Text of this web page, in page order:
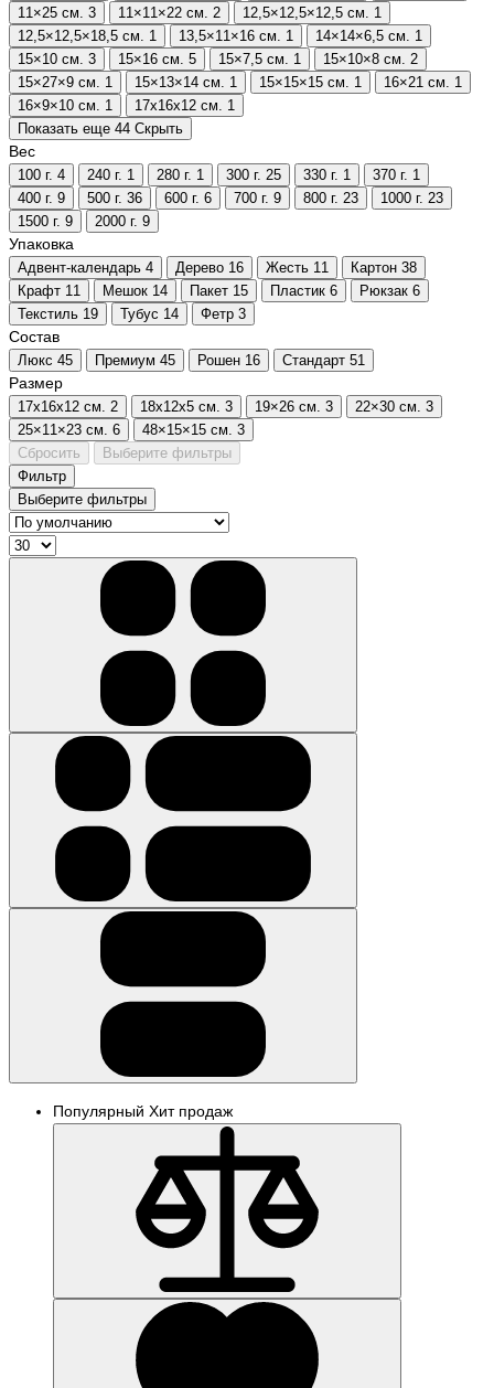
11×25 см. 3 11×11×22 см. 2 12,5×12,5×12,5 см. 1
12,5×12,5×18,5 см. 1 13,5×11×16 см. 1 14×14×6,5 см. 1
15×10 см. 3 15×16 см. 5 15×7,5 см. 1 15×10×8 см. 2
15×27×9 см. 1 15×13×14 см. 1 15×15×15 см. 1 16×21 см. 1
16×9×10 см. 1 17х16х12 см. 1
Показать еще 44 Скрыть
Вес
100 г. 4 240 г. 1 280 г. 1 300 г. 25 330 г. 1 370 г. 1
400 г. 9 500 г. 36 600 г. 6 700 г. 9 800 г. 23 1000 г. 23
1500 г. 9 2000 г. 9
Упаковка
Адвент-календарь 4 Дерево 16 Жесть 11 Картон 38
Крафт 11 Мешок 14 Пакет 15 Пластик 6 Рюкзак 6
Текстиль 19 Тубус 14 Фетр 3
Состав
Люкс 45 Премиум 45 Рошен 16 Стандарт 51
Размер
17х16х12 см. 2 18х12х5 см. 3 19×26 см. 3 22×30 см. 3
25×11×23 см. 6 48×15×15 см. 3
Сбросить
Выберите фильтры
Фильтр
Выберите фильтры
Популярный Хит продаж